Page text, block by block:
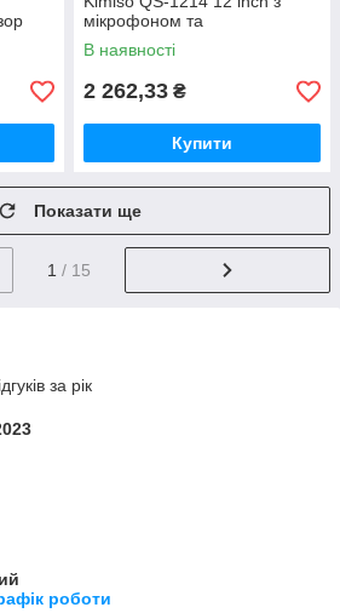
мікрофоном та
світломузикою, 900 Вт
В наявності
2 262,33 ₴
Купити
Показати ще
1 / 15
за рік
роботи